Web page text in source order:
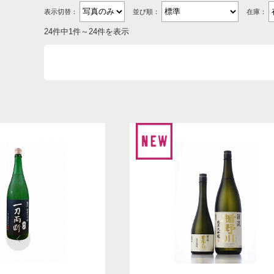
表示切替： 並び順： 在庫：
24件中1件～24件を表示